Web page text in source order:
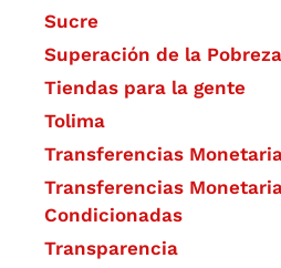
Sucre
Superación de la Pobreza
Tiendas para la gente
Tolima
Transferencias
Transferencias
Condicionadas
Transparencia